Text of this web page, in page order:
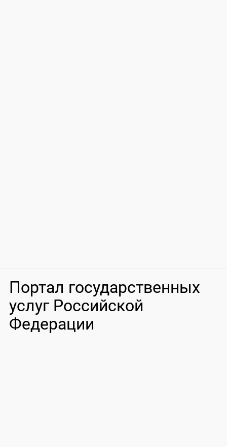
Портал государственных
услуг Российской
Федерации